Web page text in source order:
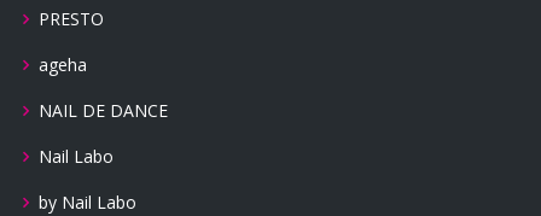
PRESTO
ageha
NAIL DE DANCE
Nail Labo
by Nail Labo